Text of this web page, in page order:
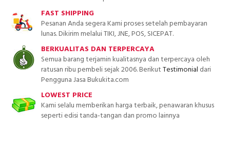
FAST SHIPPING
Pesanan Anda segera Kami proses setelah pembayaran
lunas. Dikirim melalui TIKI, JNE, POS, SICEPAT.
BERKUALITAS DAN TERPERCAYA
Semua barang terjamin kualitasnya dan terpercaya oleh
ratusan ribu pembeli sejak 2006. BerikutTestimonial dari
Pengguna Jasa Bukukita.com
LOWEST PRICE
Kami selalu memberikan harga terbaik, penawaran khusus
seperti edisi tanda-tangan dan promo lainnya